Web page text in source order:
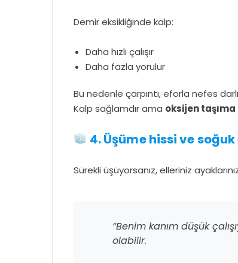
Demir eksikliğinde kalp:
Daha hızlı çalışır
Daha fazla yorulur
Bu nedenle çarpıntı, eforla nefes
Kalp sağlamdır ama oksijen
4. Üşüme hissi ve
Sürekli üşüyorsanız, elleriniz
“Benim kanım düşük
olabilir.